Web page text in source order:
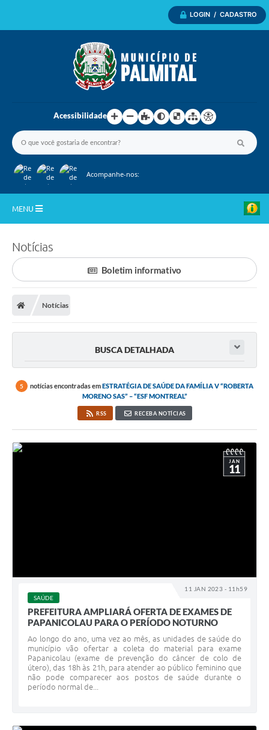
LOGIN / CADASTRO
Acessibilidade
Acompanhe-nos:
MENU
A Nossa Cidade
A Prefeitura
Departamentos
Câmara Municipal
Notícias
Boletim informativo
Notícias
BUSCA DETALHADA
5 notícias encontradas emESTRATÉGIA DE SAÚDE DA FAMÍLIA V “ROBERTA
MORENO SAS” – “ESF MONTREAL”
RSS RECEBA NOTÍCIAS
11 JAN 2023 - 11h59
JAN
11
SAÚDE
PREFEITURA AMPLIARÁ OFERTA DE EXAMES DE
PAPANICOLAU PARA O PERÍODO NOTURNO
Ao longo do ano, uma vez ao mês, as unidades de saúde do
município vão ofertar a coleta do material para exame
Papanicolau (exame de prevenção do câncer de colo de
útero), das 18h às 21h, para atender ao público feminino que
não pode comparecer aos postos de saúde durante o
período normal de...